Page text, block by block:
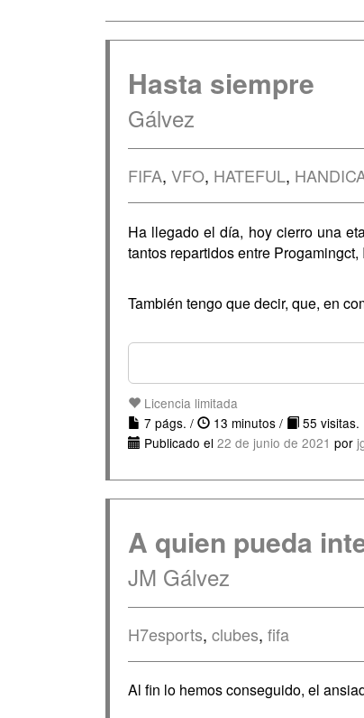
Hasta siempre
Gálvez
FIFA, VFO, HATEFUL,
Ha llegado el día, hoy cierro una
tantos repartidos entre
También tengo que decir, que, en
Licencia limitada
7 págs. /
13 minutos /
55 visitas.
Publicado el 22 de junio de 2021 por
A quien pueda
JM Gálvez
H7esports, clubes, fifa
Al fin lo hemos conseguido, el